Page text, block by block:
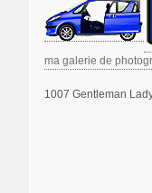
ma galerie de
1007 Gentleman